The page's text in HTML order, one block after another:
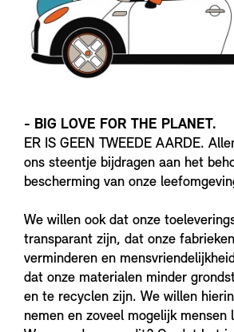
- BIG LOVE FOR THE PLANET.
ER IS GEEN TWEEDE AARDE.
ons steentje bijdragen aan het
bescherming van onze
We willen ook dat onze
transparant zijn, dat onze
verminderen en
dat onze materialen minder
en te recyclen zijn. We willen
nemen en zoveel mogelijk mensen